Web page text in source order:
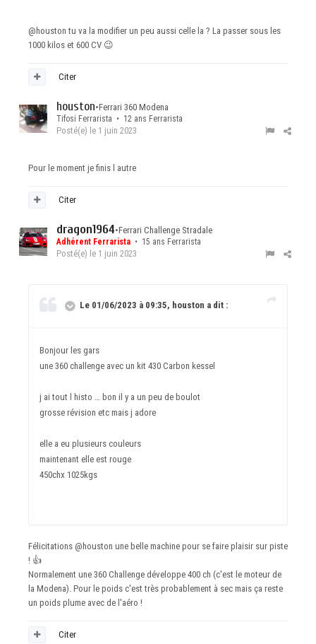
@houston tu va la modifier un peu aussi celle la ? La passer sous les
1000 kilos et 600 CV 😉
Citer
houston•Ferrari 360 Modena
Tifosi Ferrarista • 12 ans Ferrarista
Posté(e) le 1 juin 2023
Pour le moment je finis l autre
Citer
dragon1964•Ferrari Challenge Stradale
Adhérent Ferrarista • 15 ans Ferrarista
Posté(e) le 1 juin 2023
Le 01/06/2023 à 09:35, houston a dit :
Bonjour les gars
une 360 challenge avec un kit 430 Carbon kessel
j ai tout l histo … bon il y a un peu de boulot
grosse révision etc mais j adore
elle a eu plusieurs couleurs
maintenant elle est rouge
450chx 1025kgs
Félicitations @houston une belle machine pour se faire plaisir sur piste
! 👍
Normalement une 360 Challenge développe 400 ch (c'est le moteur de
la Modena). Pour le poids c'est très probablement à sec mais ça reste
un poids plume avec de l'aéro !
Citer